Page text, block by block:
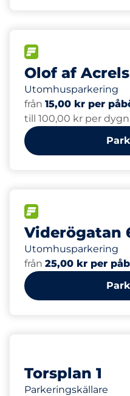
Olof af
Utomhusparkering
från 15,00 kr per
till 100,00 kr per dygn
Viderögatan
Utomhusparkering
från 25,00 kr per
Torsplan 1
Parkeringskällare